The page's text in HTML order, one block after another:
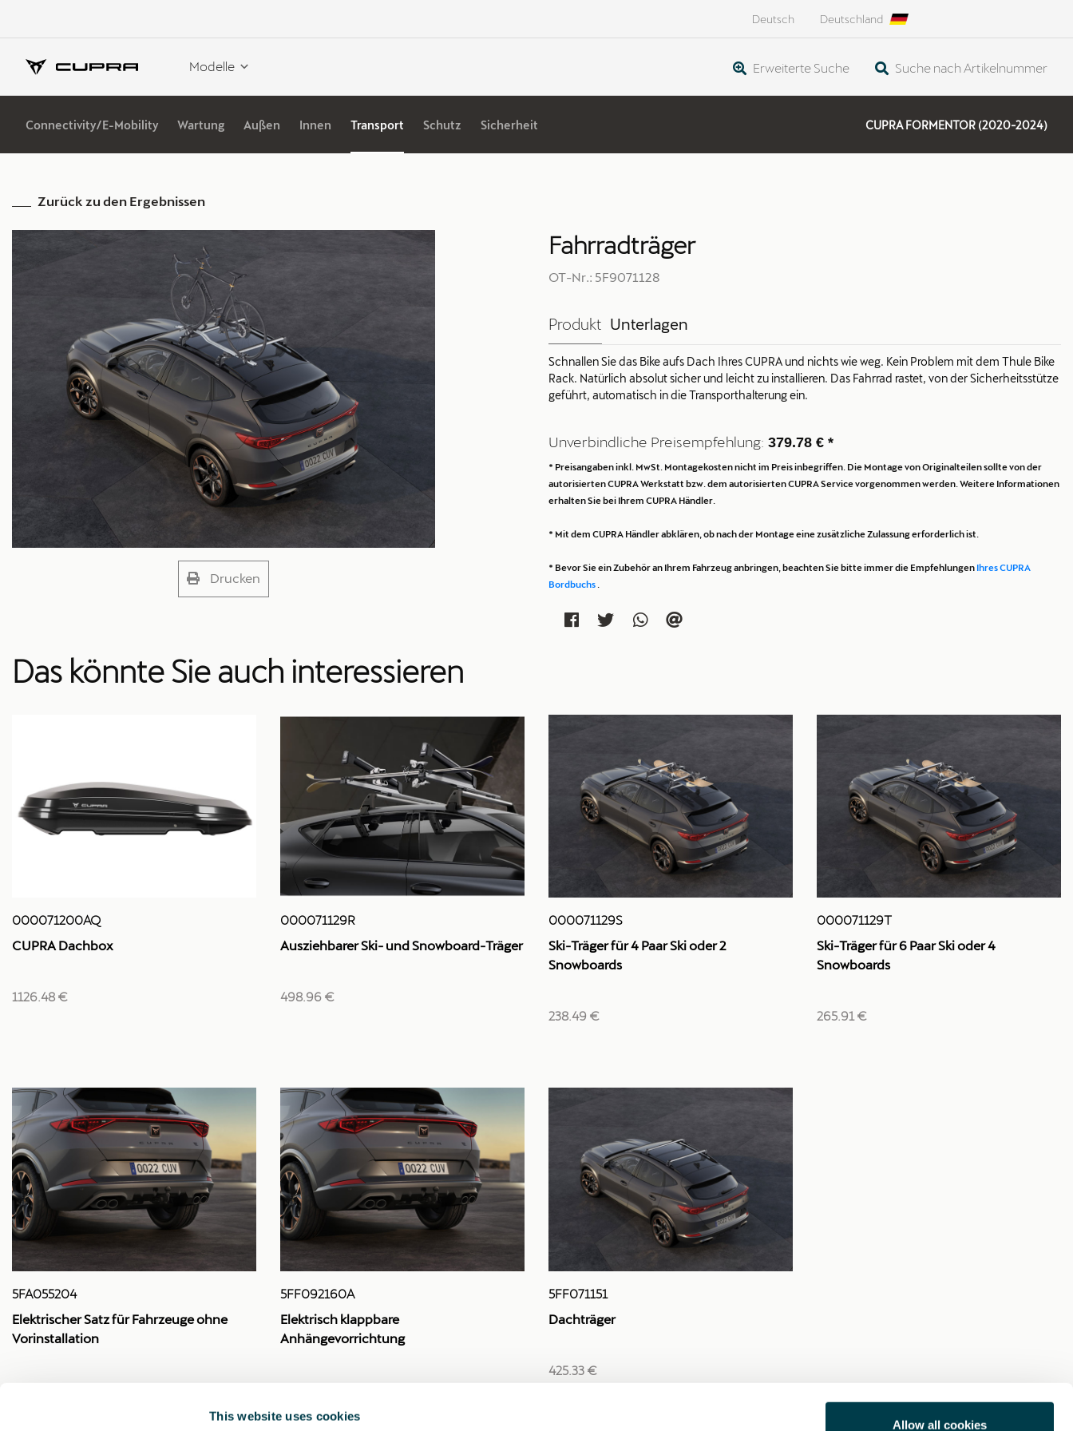
This website uses cookies
Allow all cookies
Deutsch Deutschland
Modelle Erweiterte Suche Suche nach Artikelnummer
Connectivity/E-Mobility Wartung Außen Innen Transport Schutz Sicherheit CUPRA FORMENTOR (2020-2024)
Zurück zu den Ergebnissen
Drucken
Fahrradträger
OT-Nr.: 5F9071128
Produkt Unterlagen
Schnallen Sie das Bike aufs Dach Ihres CUPRA und nichts wie weg. Kein Problem mit dem Thule Bike
Rack. Natürlich absolut sicher und leicht zu installieren. Das Fahrrad rastet, von der Sicherheitsstütze
geführt, automatisch in die Transporthalterung ein.
Unverbindliche Preisempfehlung: 379.78 € *
* Preisangaben inkl. MwSt. Montagekosten nicht im Preis inbegriffen. Die Montage von Originalteilen sollte von der
autorisierten CUPRA Werkstatt bzw. dem autorisierten CUPRA Service vorgenommen werden. Weitere Informationen
erhalten Sie bei Ihrem CUPRA Händler.
* Mit dem CUPRA Händler abklären, ob nach der Montage eine zusätzliche Zulassung erforderlich ist.
* Bevor Sie ein Zubehör an Ihrem Fahrzeug anbringen, beachten Sie bitte immer die Empfehlungen Ihres CUPRA
Bordbuchs
Das könnte Sie auch interessieren
000071200AQ
CUPRA Dachbox
1126.48 €
000071129R
Ausziehbarer Ski- und Snowboard-Träger
498.96 €
000071129S
Ski-Träger für 4 Paar Ski oder 2
Snowboards
238.49 €
000071129T
Ski-Träger für 6 Paar Ski oder 4
Snowboards
265.91 €
5FA055204
Elektrischer Satz für Fahrzeuge ohne
Vorinstallation
5FF092160A
Elektrisch klappbare
Anhängevorrichtung
5FF071151
Dachträger
425.33 €